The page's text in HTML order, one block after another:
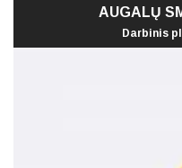
AUGALŲ
Darbinis